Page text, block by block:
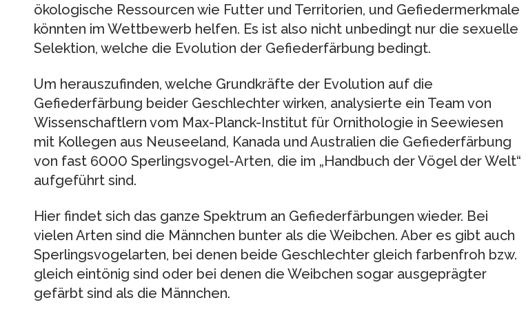
ökologische Ressourcen wie Futter und Territorien, und Gefiedermerkmale
könnten im Wettbewerb helfen. Es ist also nicht unbedingt nur die sexuelle
Selektion, welche die Evolution der Gefiederfärbung bedingt.
Um herauszufinden, welche Grundkräfte der Evolution auf die
Gefiederfärbung beider Geschlechter wirken, analysierte ein Team von
Wissenschaftlern vom Max-Planck-Institut für Ornithologie in Seewiesen
mit Kollegen aus Neuseeland, Kanada und Australien die Gefiederfärbung
von fast 6000 Sperlingsvogel-Arten, die im „Handbuch der Vögel der Welt“
aufgeführt sind.
Hier findet sich das ganze Spektrum an Gefiederfärbungen wieder. Bei
vielen Arten sind die Männchen bunter als die Weibchen. Aber es gibt auch
Sperlingsvogelarten, bei denen beide Geschlechter gleich farbenfroh bzw.
gleich eintönig sind oder bei denen die Weibchen sogar ausgeprägter
gefärbt sind als die Männchen.